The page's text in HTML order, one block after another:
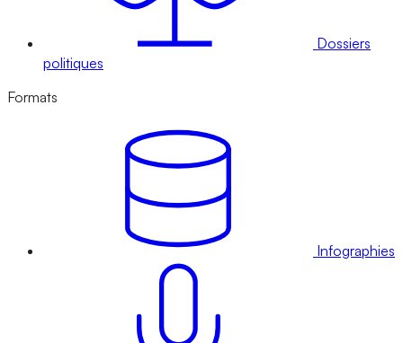
Dossiers
politiques
Formats
Infographies